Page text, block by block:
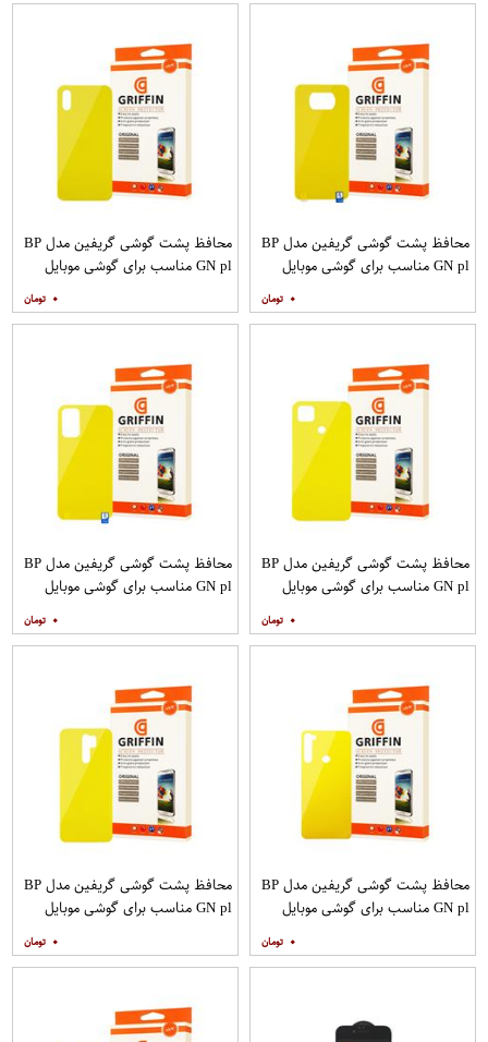
محافظ پشت گوشی گریفین مدل BP
GN pl مناسب برای گوشی موبایل
۰
محافظ پشت گوشی گریفین مدل BP
GN pl مناسب برای گوشی موبایل
۰
محافظ پشت گوشی گریفین مدل BP
GN pl مناسب برای گوشی موبایل
۰
محافظ پشت گوشی گریفین مدل BP
GN pl مناسب برای گوشی موبایل
۰
محافظ پشت گوشی گریفین مدل BP
GN pl مناسب برای گوشی موبایل
۰
محافظ پشت گوشی گریفین مدل BP
GN pl مناسب برای گوشی موبایل
۰